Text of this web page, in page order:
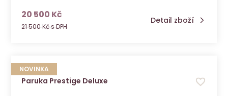
20 500 Kč
21 500 Kč s DPH
Detail zboží
NOVINKA
Paruka Prestige Deluxe